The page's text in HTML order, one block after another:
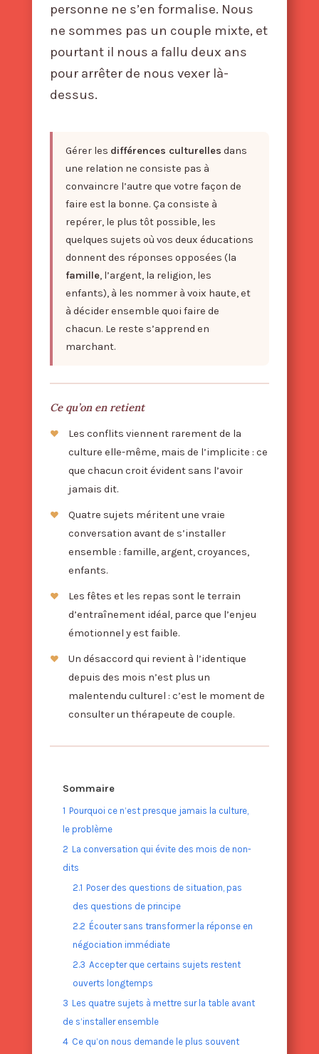
personne ne s’en formalise. Nous
ne sommes pas un couple mixte, et
pourtant il nous a fallu deux ans
pour arrêter de nous vexer là-
dessus.
Gérer les différences culturelles dans
une relation ne consiste pas à
convaincre l’autre que votre façon de
faire est la bonne. Ça consiste à
repérer, le plus tôt possible, les
quelques sujets où vos deux éducations
donnent des réponses opposées (la
famille, l’argent, la religion, les
enfants), à les nommer à voix haute, et
à décider ensemble quoi faire de
chacun. Le reste s’apprend en
marchant.
Ce qu’on en retient
Les conflits viennent rarement de la
culture elle-même, mais de l’implicite : ce
que chacun croit évident sans l’avoir
jamais dit.
Quatre sujets méritent une vraie
conversation avant de s’installer
ensemble : famille, argent, croyances,
enfants.
Les fêtes et les repas sont le terrain
d’entraînement idéal, parce que l’enjeu
émotionnel y est faible.
Un désaccord qui revient à l’identique
depuis des mois n’est plus un
malentendu culturel : c’est le moment de
consulter un thérapeute de couple.
Sommaire
1 Pourquoi ce n’est presque jamais la culture,
le problème
2 La conversation qui évite des mois de non-
dits
2.1 Poser des questions de situation, pas
des questions de principe
2.2 Écouter sans transformer la réponse en
négociation immédiate
2.3 Accepter que certains sujets restent
ouverts longtemps
3 Les quatre sujets à mettre sur la table avant
de s’installer ensemble
4 Ce qu’on nous demande le plus souvent